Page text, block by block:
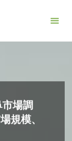
場調
規模、